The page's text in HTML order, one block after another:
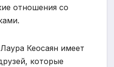
отношения со
Кеосаян имеет
которые